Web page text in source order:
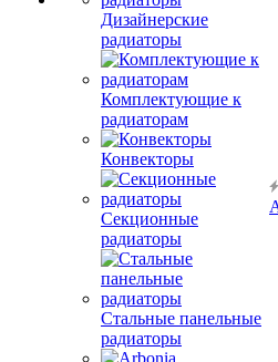
Дизайнерские
радиаторы
Комплектующие к
радиаторам
Конвекторы
Секционные
радиаторы
Стальные панельные
радиаторы